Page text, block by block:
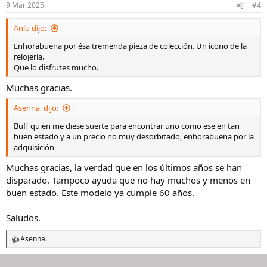
e
s
9 Mar 2025 #4
Anlu dijo:
Enhorabuena por ésa tremenda pieza de colección. Un icono de la
relojería.
Que lo disfrutes mucho.
Muchas gracias.
Asenna. dijo:
Buff quien me diese suerte para encontrar uno como ese en tan
buen estado y a un precio no muy desorbitado, enhorabuena por la
adquisición
Muchas gracias, la verdad que en los últimos años se han
disparado. Tampoco ayuda que no hay muchos y menos en
buen estado. Este modelo ya cumple 60 años.
Saludos.
R
e
Asenna.